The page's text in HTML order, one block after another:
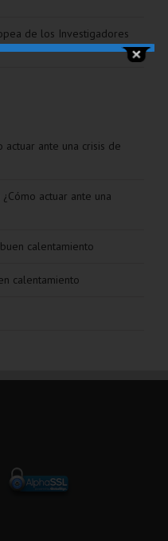
de los Investigadores
actuar ante una crisis de
¿Cómo actuar ante una
calentamiento
calentamiento